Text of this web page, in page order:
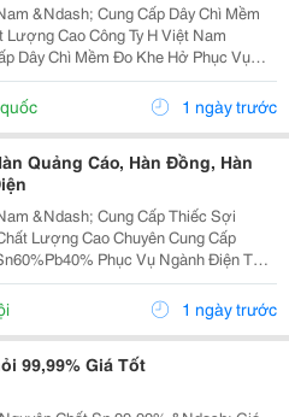
&Ndash; Cung Cấp Dây Chì Mềm
Ty H Việt Nam
Dây Chì Mềm Đo Khe Hở Phục Vụ
Chữa Máy Móc, Đóng Tàu Và Công
1 ngày trước
Quảng Cáo, Hàn Đồng, Hàn
&Ndash; Cung Cấp Thiếc Sợi
Cao Chuyên Cung Cấp
Phục Vụ Ngành Điện Tử,
Nghiệp Sản Xuất. Thông Số
À Nh Phần: Sn 60% - Pb 40% ✅ Độ Ch
1 ngày trước
99,99% Giá Tốt